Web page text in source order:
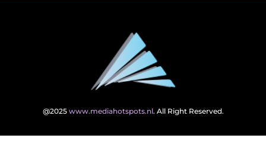
@2025 www.mediahotspots.nl. All Right Reserved.